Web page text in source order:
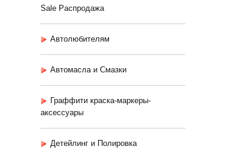
Sale Распродажа
Автолюбителям
Автомасла и Смазки
Граффити краска-маркеры-
аксессуары
Детейлинг и Полировка